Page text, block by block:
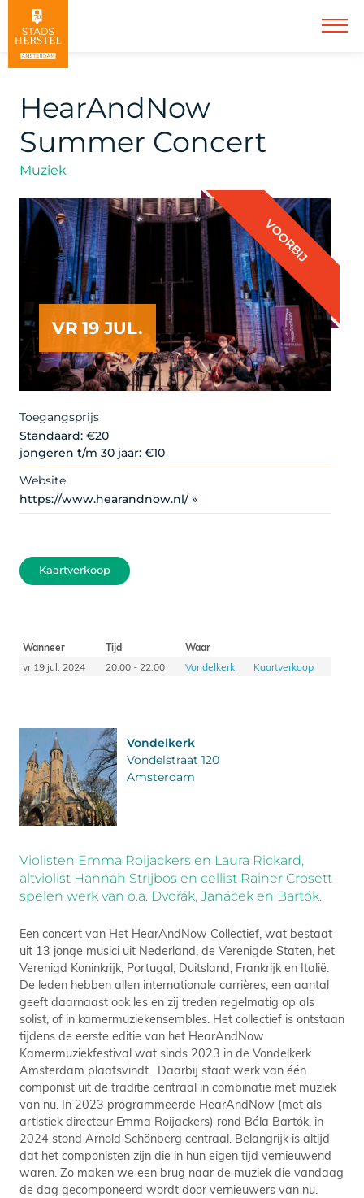
HearAndNow
Summer Concert
Muziek
VR 19 JUL.
VOORBIJ
Toegangsprijs
Standaard: €20
jongeren t/m 30 jaar: €10
Website
https://www.hearandnow.nl/ »
Kaartverkoop
Wanneer Tijd
Waar
vr 19 jul. 2024
20:00 - 22:00 Vondelkerk Kaartverkoop
Vondelkerk
Vondelstraat 120
Amsterdam
Violisten Emma Roijackers en Laura Rickard,
altviolist Hannah Strijbos en cellist Rainer Crosett
spelen werk van o.a. Dvořák, Janáček en Bartók.
Een concert van Het HearAndNow Collectief, wat bestaat
uit 13 jonge musici uit Nederland, de Verenigde Staten, het
Verenigd Koninkrijk, Portugal, Duitsland, Frankrijk en Italië.
De leden hebben allen internationale carrières, een aantal
geeft daarnaast ook les en zij treden regelmatig op als
solist, of in kamermuziekensembles. Het collectief is ontstaan
tijdens de eerste editie van het HearAndNow
Kamermuziekfestival wat sinds 2023 in de Vondelkerk
Amsterdam plaatsvindt. Daarbij staat werk van één
componist uit de traditie centraal in combinatie met muziek
van nu. In 2023 programmeerde HearAndNow (met als
artistiek directeur Emma Roijackers) rond Béla Bartók, in
2024 stond Arnold Schönberg centraal. Belangrijk is altijd
dat het componisten zijn die in hun eigen tijd vernieuwend
waren. Zo maken we een brug naar de muziek die vandaag
de dag gecomponeerd wordt door vernieuwers van nu.